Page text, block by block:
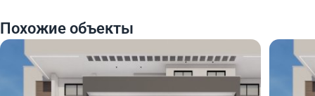
Похожие объекты